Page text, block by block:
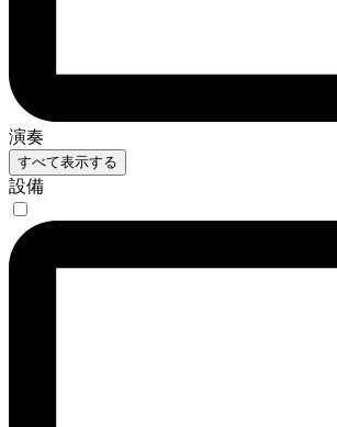
演奏
すべて表示する
設備